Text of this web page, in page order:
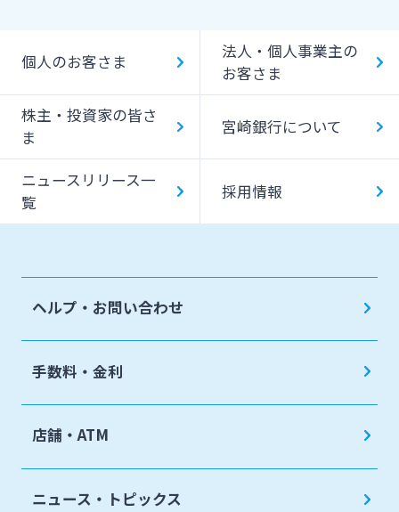
個人のお客さま
法人・個人事業主の
お客さま
株主・投資家の皆さ
ま
宮崎銀行について
ニュースリリース一
覧
採用情報
ヘルプ・お問い合わせ
手数料・金利
店舗・ATM
ニュース・トピックス